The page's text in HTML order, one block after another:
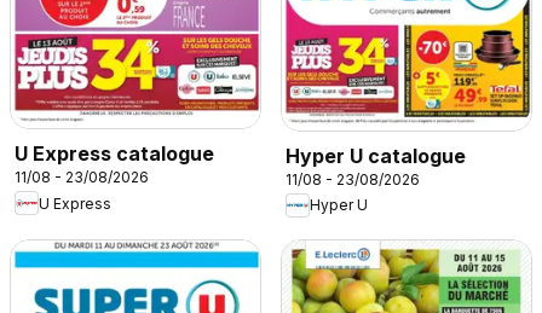
U Express catalogue
11/08 - 23/08/2026
U Express
Hyper U catalogue
11/08 - 23/08/2026
Hyper U